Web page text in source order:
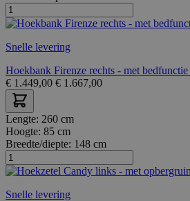
Snelle levering
Hoekbank Firenze rechts - met
€ 1.449,00 € 1.667,00
Lengte: 260 cm
Hoogte: 85 cm
Breedte/diepte: 148 cm
Snelle levering